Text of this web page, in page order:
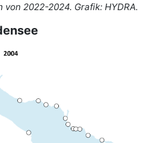
2022-2024. Grafik: HYDRA.